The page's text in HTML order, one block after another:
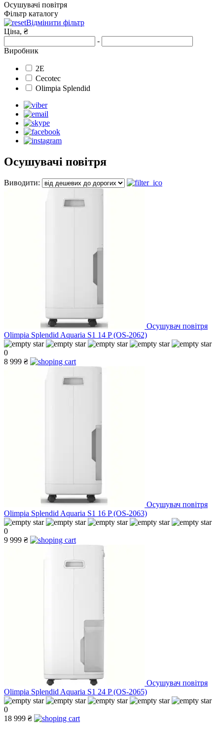
Осушувачі повітря
Фільтр каталогу
Відмінити фільтр
Ціна, ₴
-
Виробник
2E
Cecotec
Olimpia Splendid
Осушувачі повітря
Виводити:
Осушувач повітря
Olimpia Splendid Aquaria S1 14 P (OS-2062)
0
8 999 ₴
Осушувач повітря
Olimpia Splendid Aquaria S1 16 P (OS-2063)
0
9 999 ₴
Осушувач повітря
Olimpia Splendid Aquaria S1 24 P (OS-2065)
0
18 999 ₴